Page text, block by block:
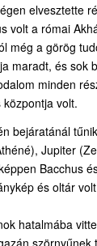
elvesztette
volt a római
még a görög
maradt, és sok
minden
volt.
bejáratánál
Jupiter
Bacchus
és oltár
hatalmába
szörnyűnek